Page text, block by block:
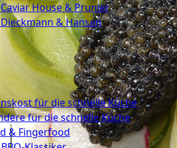
House & Prunier
& Hansen
für die schnelle Küche
für die schnelle Küche
& Fingerfood